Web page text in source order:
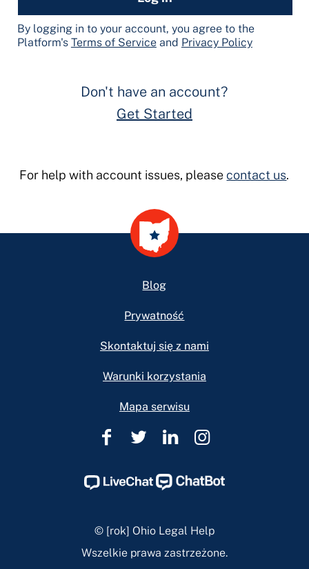
By logging in to your account, you agree to the
Platform's Terms of Serviceand Privacy Policy
Don't have an account?
Get Started
For help with account issues, pleasecontact us.
Blog
Prywatność
Skontaktuj się z nami
Warunki korzystania
Mapa serwisu
Pomoc
w
Facebook
Page
Pomoc
w
Twitter
Page
Pomoc
w
Linkedin
Page
Pomoc
w
Instagram
Page
© [rok] Ohio Legal Help
Wszelkie prawa zastrzeżone.